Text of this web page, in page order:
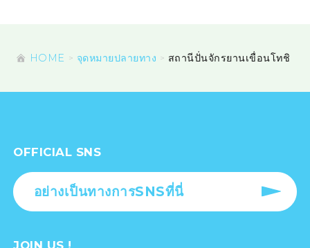
HOME จุดหมายปลายทาง สถานีปั่นจักรยานเขื่อนโทชิ
OFFICIAL SNS
อย่างเป็นทางการSNSที่นี่